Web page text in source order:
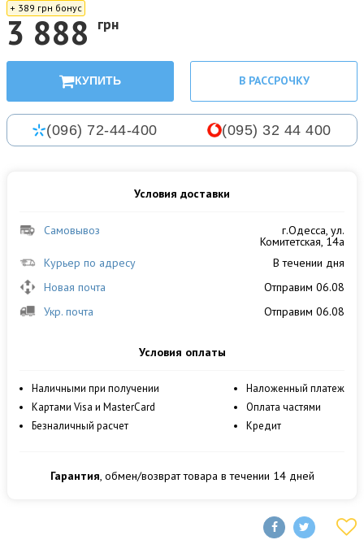
+ 389 грн бонус
3 888 грн
КУПИТЬ В РАССРОЧКУ
(096) 72-44-400 (095) 32 44 400
Условия доставки
Самовывоз г.Одесса, ул.
Комитетская, 14а
Курьер по адресу
В течении дня
Новая почта
Отправим 06.08
Укр. почта
Отправим 06.08
Условия оплаты
Наличными при получении
Картами Visa и MasterCard
Безналичный расчет
Наложенный платеж
Оплата частями
Кредит
Гарантия, обмен/возврат товара в течении 14 дней